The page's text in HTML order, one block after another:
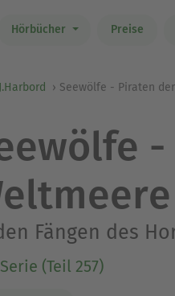
Hörbücher Preise
Seewölfe - Piraten
Fängen des
Serie (Teil 257)